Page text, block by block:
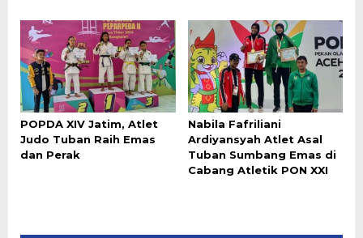
POPDA XIV Jatim, Atlet
Judo Tuban Raih Emas
dan Perak
Nabila Fafriliani
Ardiyansyah Atlet Asal
Tuban Sumbang Emas di
Cabang Atletik PON XXI